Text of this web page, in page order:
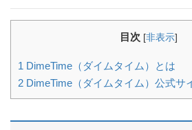
目次 [非表示]
1 DimeTime（ダイムタイム）とは
2 DimeTime（ダイムタイム）公式サ